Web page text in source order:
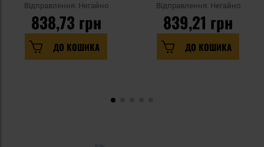
Відправлення: Негайно
838,73 грн
ДО КОШИКА
Відправлення: Негайно
839,21 грн
ДО КОШИКА